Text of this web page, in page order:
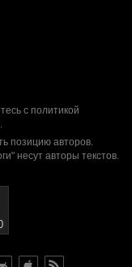
с политикой
.
позицию авторов.
несут авторы текстов.